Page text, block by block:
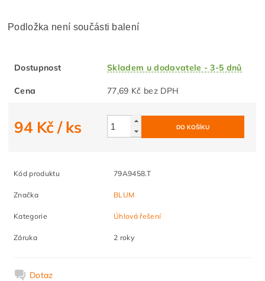
Podložka není součásti balení
Dostupnost Skladem u dodavatele - 3-5 dnů
Cena 77,69 Kč bez DPH
94 Kč/ ks
Kód produktu 79A9458.T
Značka BLUM
Kategorie Úhlová řešení
Záruka 2 roky
Dotaz